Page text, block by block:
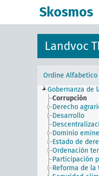
Skosmos
Landvoc
Ordine Alfabetico
Gobernanza de
Corrupción
Derecho
Desarrollo
Dominio
Estado de
Ordenación
Participación
Reforma de